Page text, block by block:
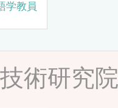
学教員
術研究